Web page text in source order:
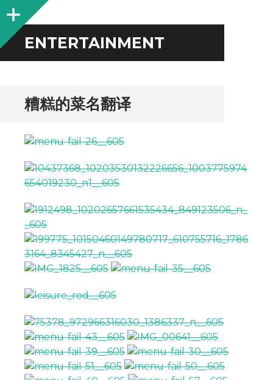
Sidebar
ENTERTAINMENT
糟糕的菜名翻译